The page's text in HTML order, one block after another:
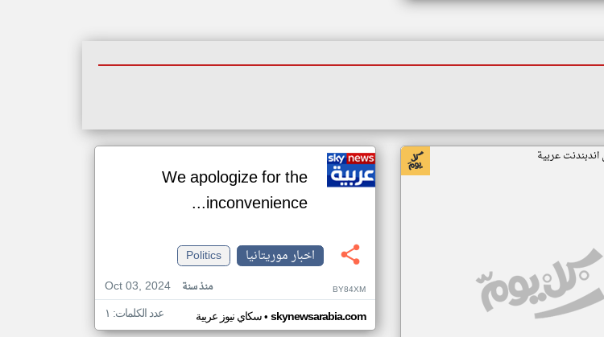
اندبندنت عربية
We apologize for the
inconvenience...
اخبار موريتانيا
Politics
Oct 03, 2024
منذ سنة BY84XM
سكاي نيوز عربية• skynewsarabia.com عدد الكلمات: ١